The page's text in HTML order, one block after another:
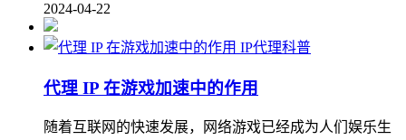
2024-04-22
IP代理科普
代理 IP 在游戏加速中的作用
随着互联网的快速发展，网络游戏已经成为人们娱乐生